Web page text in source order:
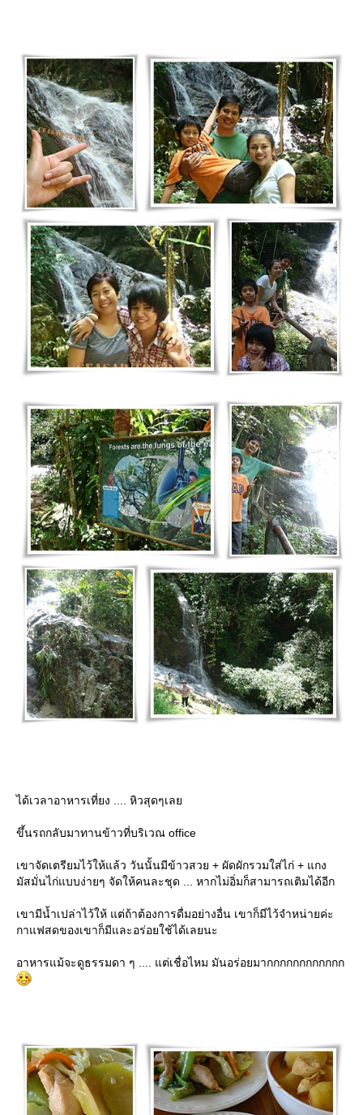
ได้เวลาอาหารเที่ยง .... หิวสุดๆเล
ขึ้นรถกลับมาทานข้าวที่บริเวณ office
เขาจัดเตรียมไว้ให้แล้ว วันนั้นมีข้าวสวย + ผัดผักรวมใส่ไก่ + แกง
มัสมั่นไก่แบบง่ายๆ จัดให้คนละชุด ... หากไม่อิ่มก็สามารถเติมได้อีก
เขามีน้ำเปล่าไว้ให้ แต่ถ้าต้องการดื่มอย่างอื่น เขาก็มีไว้จำหน่ายค่ะ
กาแฟสดของเขาก็มีและอร่อยใช้ได้เลยนะ
อาหารแม้จะดูธรรมดา ๆ .... แต่เชื่อไหม มันอร่อยมากกกกกกกกกกกก